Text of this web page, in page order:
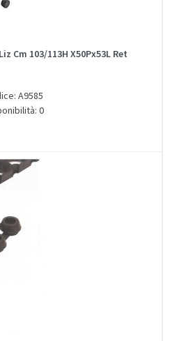
Cm 103/113H X50Px53L Ret
A9585
0